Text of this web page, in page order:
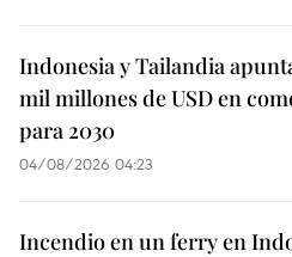
Indonesia y Tailandia
mil millones de USD en
para 2030
04/08/2026 04:23
Incendio en un ferry en